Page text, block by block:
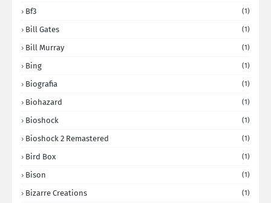
Bf3 (1)
Bill Gates (1)
Bill Murray (1)
Bing (1)
Biografia (1)
Biohazard (1)
Bioshock (1)
Bioshock 2 Remastered (1)
Bird Box (1)
Bison (1)
Bizarre Creations (1)